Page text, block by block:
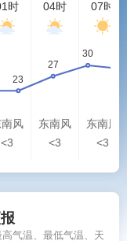
时
南风
<3
04时
东南风
<3
07时
东南风
<3
气温、最低气温、天